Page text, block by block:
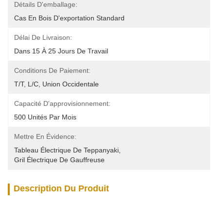
Détails D'emballage:
Cas En Bois D'exportation Standard
Délai De Livraison:
Dans 15 À 25 Jours De Travail
Conditions De Paiement:
T/T, L/C, Union Occidentale
Capacité D'approvisionnement:
500 Unités Par Mois
Mettre En Évidence:
Tableau Électrique De Teppanyaki
Gril Électrique De Gauffreuse
Description Du Produit